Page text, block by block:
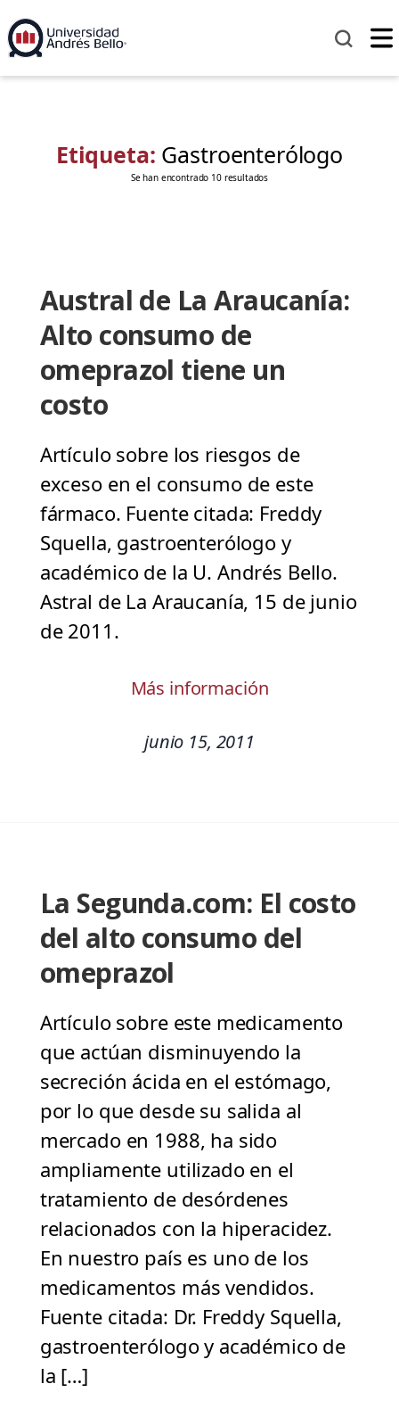
Etiqueta: Gastroenterólogo
Se han encontrado 10 resultados
Austral de La Araucanía:
Alto consumo de
omeprazol tiene un
costo
Artículo sobre los riesgos de
exceso en el consumo de este
fármaco. Fuente citada: Freddy
Squella, gastroenterólogo y
académico de la U. Andrés Bello.
Astral de La Araucanía, 15 de junio
de 2011.
Más información
junio 15, 2011
La Segunda.com: El costo
del alto consumo del
omeprazol
Artículo sobre este medicamento
que actúan disminuyendo la
secreción ácida en el estómago,
por lo que desde su salida al
mercado en 1988, ha sido
ampliamente utilizado en el
tratamiento de desórdenes
relacionados con la hiperacidez.
En nuestro país es uno de los
medicamentos más vendidos.
Fuente citada: Dr. Freddy Squella,
gastroenterólogo y académico de
la […]